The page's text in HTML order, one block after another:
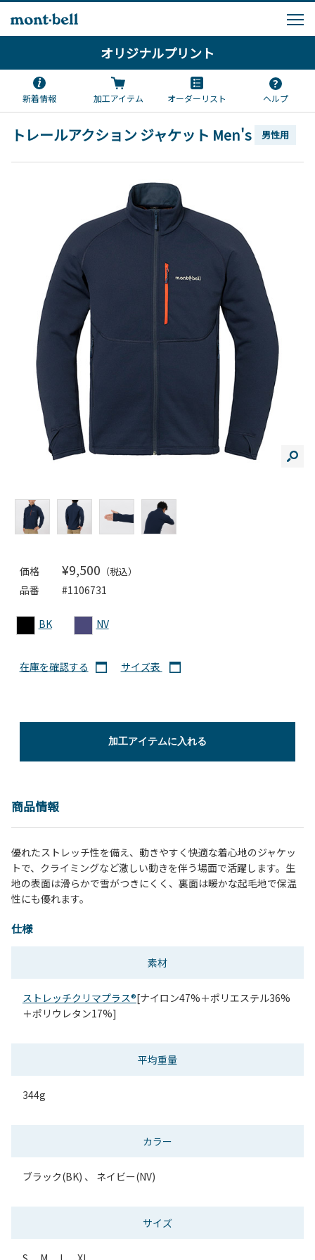
オリジナルプリント
新着情報 加工アイテム オーダーリスト ヘルプ
トレールアクション ジャケット Men's 男性用
価格 ¥9,500 （税込）
品番 #1106731
BK NV
在庫を確認する サイズ表
加工アイテムに入れる
商品情報
優れたストレッチ性を備え、動きやすく快適な着心地のジャケッ
トで、クライミングなど激しい動きを伴う場面で活躍します。生
地の表面は滑らかで雪がつきにくく、裏面は暖かな起毛地で保温
性にも優れます。
仕様
素材
ストレッチクリマプラス®[ナイロン47%＋ポリエステル36%
＋ポリウレタン17%]
平均重量
344g
カラー
ブラック(BK) 、 ネイビー(NV)
サイズ